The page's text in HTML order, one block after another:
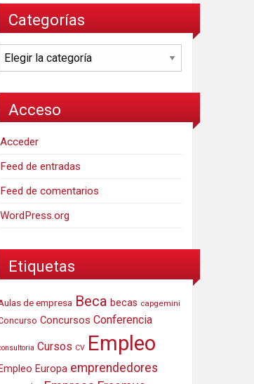
Categorías
Categorías
Acceso
Acceder
Feed de entradas
Feed de comentarios
WordPress.org
Etiquetas
de empresa Beca becas capgemini
Concursos Conferencia
Cursos CV Empleo
Empleo Europa emprendedores